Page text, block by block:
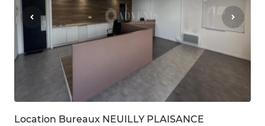
Location Bureaux NEUILLY PLAISANCE